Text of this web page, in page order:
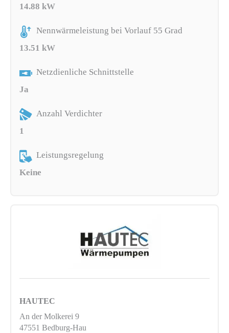
14.88 kW
Nennwärmeleistung bei Vorlauf 55 Grad
13.51 kW
Netzdienliche Schnittstelle
Ja
Anzahl Verdichter
1
Leistungsregelung
Keine
HAUTEC
An der Molkerei 9
47551 Bedburg-Hau